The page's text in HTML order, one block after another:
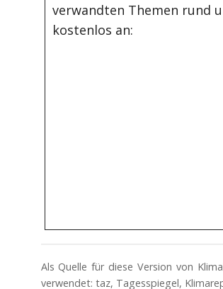
verwandten Themen rund
kostenlos an:
Als Quelle für diese Version von
verwendet: taz, Tagesspiegel,